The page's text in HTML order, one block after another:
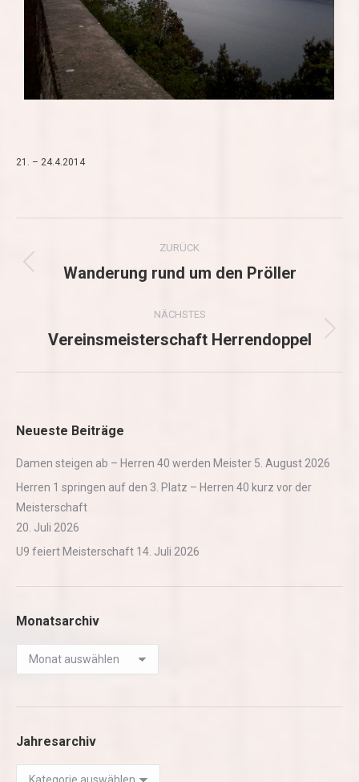
21. – 24.4.2014
Navigation
ZURÜCK
Vorheriges
Wanderung rund um den Pröller
NÄCHSTES
Nächstes
Vereinsmeisterschaft Herrendoppel
Neueste Beiträge
Damen steigen ab – Herren 40 werden Meister 5. August 2026
Herren 1 springen auf den 3. Platz – Herren 40 kurz vor der
Meisterschaft
20. Juli 2026
U9 feiert Meisterschaft 14. Juli 2026
Monatsarchiv
Monatsarchiv
Jahresarchiv
Jahresarchiv